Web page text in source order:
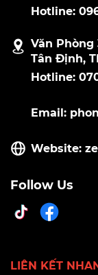
Hotline:
Văn Phòng
Tân Định,
Hotline:
Email:
Website:
Follow Us
LIÊN KẾT